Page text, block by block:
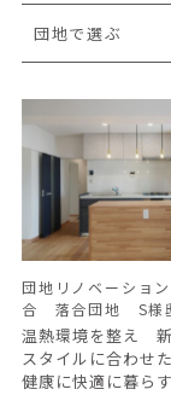
団地で選ぶ
団地リノベーショ
合 落合団地 S様
温熱環境を整え
スタイルに合わせ
健康に快適に暮らす